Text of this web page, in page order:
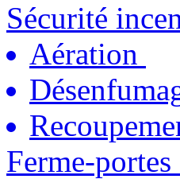
Sécurité
Aération
Ferme-